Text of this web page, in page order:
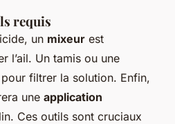
requis
un mixeur est
l’ail. Un tamis ou une
filtrer la solution. Enfin,
une application
Ces outils sont cruciaux